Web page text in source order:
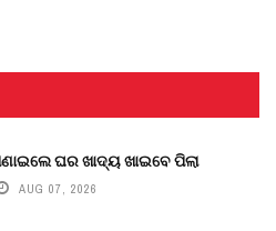
ଘର ଖାଦ୍ୟ ଖାଇବେ ପିଲା
AUG 07, 2026